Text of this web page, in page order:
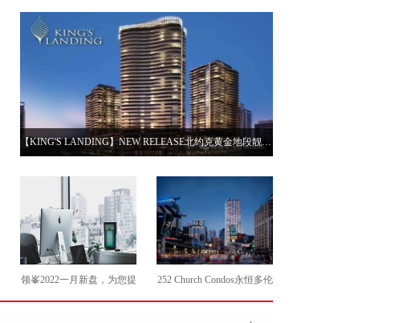
【KING'S LANDING】NEW RELEASE北约克黄金地段靓盘！
252 Church Condos永恒多伦
领峯2022一月新盘，为您提